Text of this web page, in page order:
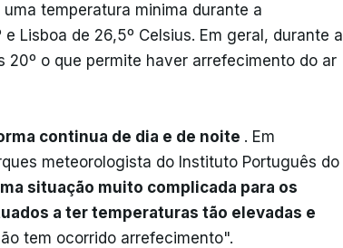
temperatura minima durante a
Lisboa de 26,5º Celsius. Em geral, durante a
20º o que permite haver arrefecimento do ar
continua de dia e de noite . Em
meteorologista do Instituto Português do
situação muito complicada para os
a ter temperaturas tão elevadas e
tem ocorrido arrefecimento".